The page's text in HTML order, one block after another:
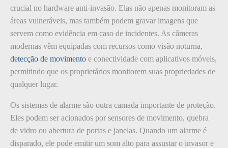
crucial no hardware anti-invasão. Elas não apenas monitoram as
áreas vulneráveis, mas também podem gravar imagens que
servem como evidência em caso de incidentes. As câmeras
modernas vêm equipadas com recursos como visão noturna,
detecção de movimento e conectividade com aplicativos móveis,
permitindo que os proprietários monitorem suas propriedades de
qualquer lugar.
Os sistemas de alarme são outra camada importante de proteção.
Eles podem ser acionados por sensores de movimento, quebra
de vidro ou abertura de portas e janelas. Quando um alarme é
disparado, ele pode emitir um som alto para assustar o invasor e